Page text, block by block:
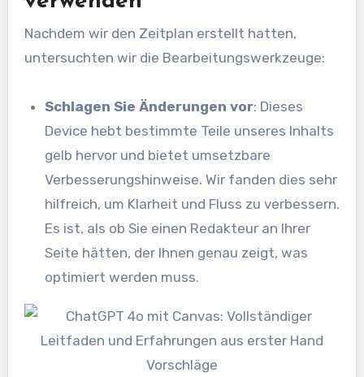
Nachdem wir den Zeitplan erstellt hatten,
untersuchten wir die Bearbeitungswerkzeuge:
Schlagen Sie Änderungen vor: Dieses
Device hebt bestimmte Teile unseres Inhalts
gelb hervor und bietet umsetzbare
Verbesserungshinweise. Wir fanden dies sehr
hilfreich, um Klarheit und Fluss zu verbessern.
Es ist, als ob Sie einen Redakteur an Ihrer
Seite hätten, der Ihnen genau zeigt, was
optimiert werden muss.
Vorschläge